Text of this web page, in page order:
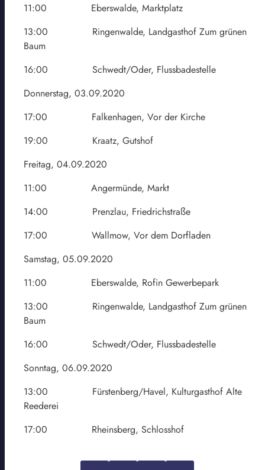
11:00 Eberswalde, Marktplatz
13:00 Ringenwalde, Landgasthof Zum grünen
Baum
16:00 Schwedt/Oder, Flussbadestelle
Donnerstag, 03.09.2020
17:00 Falkenhagen, Vor der Kirche
19:00 Kraatz, Gutshof
Freitag, 04.09.2020
11:00 Angermünde, Markt
14:00 Prenzlau, Friedrichstraße
17:00 Wallmow, Vor dem Dorfladen
Samstag, 05.09.2020
11:00 Eberswalde, Rofin Gewerbepark
13:00 Ringenwalde, Landgasthof Zum grünen
Baum
16:00 Schwedt/Oder, Flussbadestelle
Sonntag, 06.09.2020
13:00 Fürstenberg/Havel, Kulturgasthof Alte
Reederei
17:00 Rheinsberg, Schlosshof